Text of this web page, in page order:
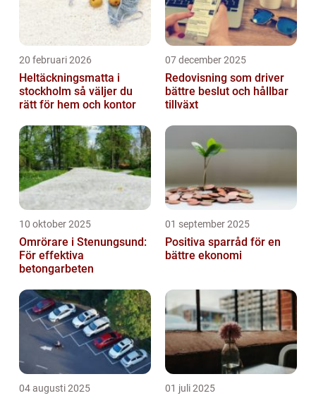
20 februari 2026
Heltäckningsmatta i
stockholm så väljer du
rätt för hem och kontor
07 december 2025
Redovisning som driver
bättre beslut och hållbar
tillväxt
10 oktober 2025
Omrörare i Stenungsund:
För effektiva
betongarbeten
01 september 2025
Positiva sparråd för en
bättre ekonomi
04 augusti 2025 01 juli 2025